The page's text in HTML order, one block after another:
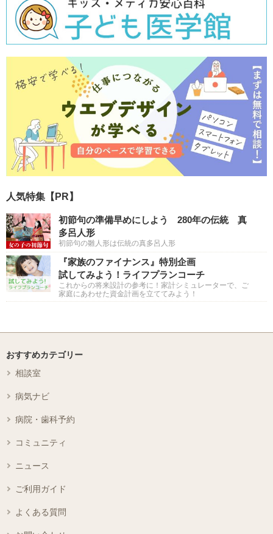
人気特集【PR】
初節句の準備早めにしよう 280年の伝統 真
多呂人形
初節句の雛人形は伝統の真多呂人形
『家族のファイナンス』特別企画
試してみよう！ライフプランコーチ
これからの将来設計の参考に！家計シミュレーターで、ご
家庭にあわせた資金計画を立ててみよう！
おすすめカテゴリー
相談室
病気ナビ
病院・歯科予約
コミュニティ
ニュース
ご利用ガイド
よくある質問